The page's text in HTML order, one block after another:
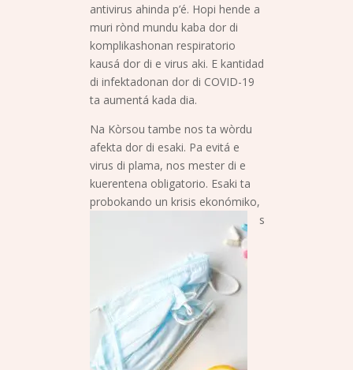
antivirus ahinda p’é. Hopi hende a
muri rònd mundu kaba dor di
komplikashonan respiratorio
kausá dor di e virus aki. E kantidad
di infektadonan dor di COVID-19
ta aumentá kada dia.
Na Kòrsou tambe nos ta wòrdu
afekta dor di esaki. Pa evitá e
virus di plama, nos mester di e
kuerentena obligatorio. Esaki ta
probokando un krisis ekonómiko,
s